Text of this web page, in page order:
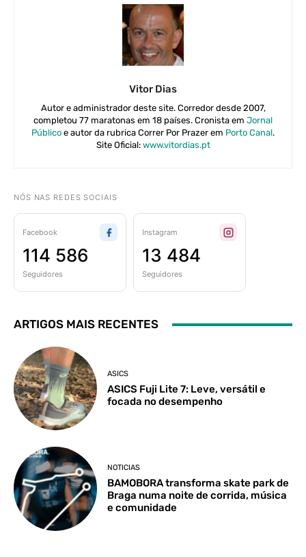
Vitor Dias
Autor e administrador deste site. Corredor desde 2007,
completou 77 maratonas em 18 países. Cronista em Jornal
Público e autor da rubrica Correr Por Prazer em Porto Canal.
Site Oficial: www.vitordias.pt
NÓS NAS REDES SOCIAIS
Facebook
114 586
Seguidores
Instagram
13 484
Seguidores
ARTIGOS MAIS RECENTES
ASICS
ASICS Fuji Lite 7: Leve, versátil e
focada no desempenho
NOTICIAS
BAMOBORA transforma skate park de
Braga numa noite de corrida, música
e comunidade